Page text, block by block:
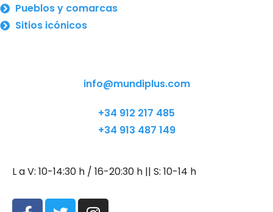
Pueblos y comarcas
Sitios icónicos
info@mundiplus.com
+34 912 217 485
+34 913 487 149
L a V: 10-14:30 h / 16-20:30 h || S: 10-14 h